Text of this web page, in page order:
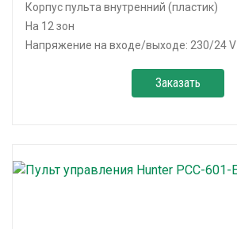
Корпус пульта внутренний (пластик)
На 12 зон
Напряжение на входе/выходе: 230/24 V
Заказать